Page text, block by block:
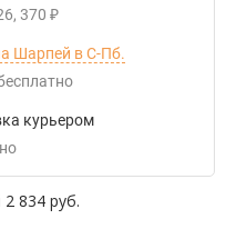
370 ₽
Шарпей в С-Пб.
Бесплатно
курьером
2 834 руб.